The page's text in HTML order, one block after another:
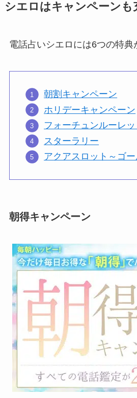
シエロはキャンペーンも
電話占いシエロには6つの特典
朝割キャンペーン
ホリデーキャンペーン
フォーチュンルーレッ
スターラリー
アクアスロット～ゴー
朝得キャンペーン